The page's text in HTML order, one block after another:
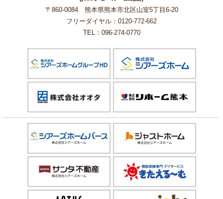
〒860-0084 熊本県熊本市北区山室5丁目6-20
フリーダイヤル：0120-772-662
TEL：096-274-0770